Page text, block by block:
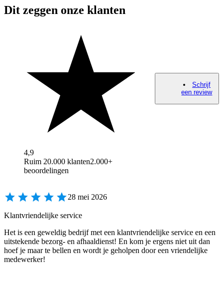
Dit zeggen onze klanten
4,9
Ruim 20.000 klanten2.000+
beoordelingen
Schrijf
een review
28 mei 2026
Klantvriendelijke service
Het is een geweldig bedrijf met een klantvriendelijke service en een
uitstekende bezorg- en afhaaldienst! En kom je ergens niet uit dan
hoef je maar te bellen en wordt je geholpen door een vriendelijke
medewerker!